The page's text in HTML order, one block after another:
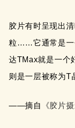
胶片有时呈现出
粒……它通常是一
达TMax就是一个
则是一层被称为T
——摘自 《胶片